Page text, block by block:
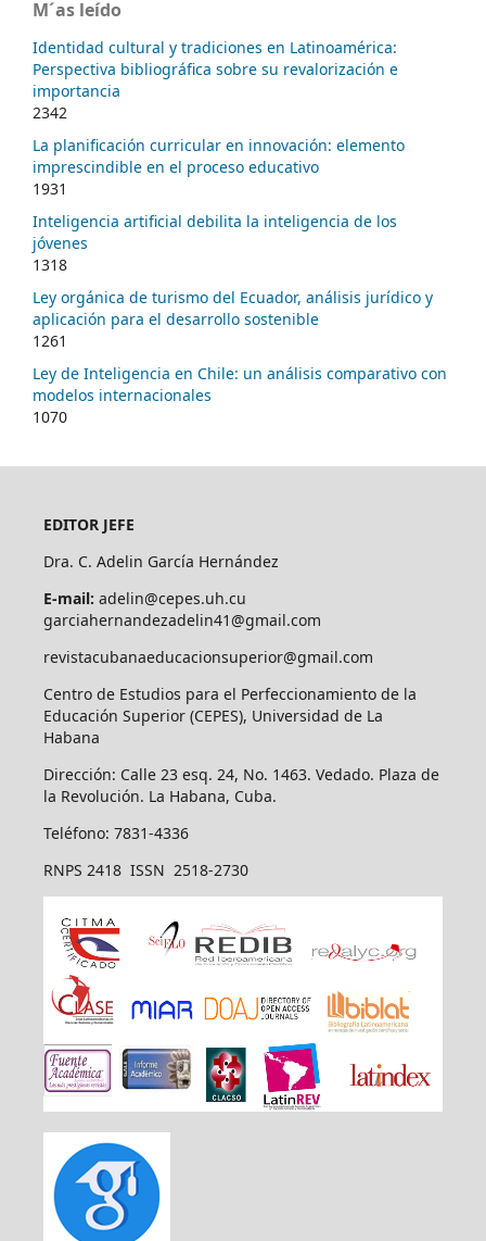
M´as leído
Identidad cultural y tradiciones en Latinoamérica:
Perspectiva bibliográfica sobre su revalorización e
importancia
2342
La planificación curricular en innovación: elemento
imprescindible en el proceso educativo
1931
Inteligencia artificial debilita la inteligencia de los
jóvenes
1318
Ley orgánica de turismo del Ecuador, análisis jurídico y
aplicación para el desarrollo sostenible
1261
Ley de Inteligencia en Chile: un análisis comparativo con
modelos internacionales
1070
EDITOR JEFE
Dra. C. Adelin García Hernández
E-mail: adelin@cepes.uh.cu
garciahernandezadelin41@gmail.com
revistacubanaeducacionsuperior@gmail.com
Centro de Estudios para el Perfeccionamiento de la
Educación Superior (CEPES), Universidad de La
Habana
Dirección: Calle 23 esq. 24, No. 1463. Vedado. Plaza de
la Revolución. La Habana, Cuba.
Teléfono: 7831-4336
RNPS 2418 ISSN 2518-2730